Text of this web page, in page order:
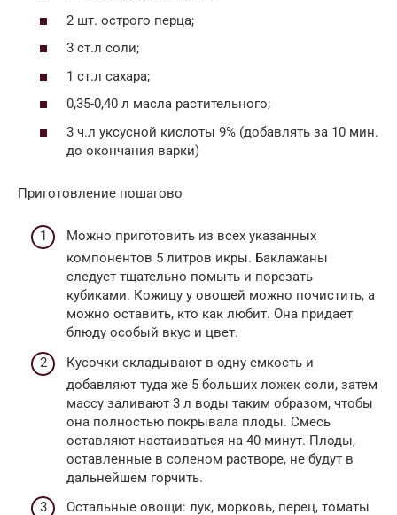
2 шт. острого перца;
3 ст.л соли;
1 ст.л сахара;
0,35-0,40 л масла растительного;
3 ч.л уксусной кислоты 9% (добавлять за 10 мин.
до окончания варки)
Приготовление пошагово
Можно приготовить из всех указанных
компонентов 5 литров икры. Баклажаны
следует тщательно помыть и порезать
кубиками. Кожицу у овощей можно почистить, а
можно оставить, кто как любит. Она придает
блюду особый вкус и цвет.
Кусочки складывают в одну емкость и
добавляют туда же 5 больших ложек соли, затем
массу заливают 3 л воды таким образом, чтобы
она полностью покрывала плоды. Смесь
оставляют настаиваться на 40 минут. Плоды,
оставленные в соленом растворе, не будут в
дальнейшем горчить.
Остальные овощи: лук, морковь, перец, томаты